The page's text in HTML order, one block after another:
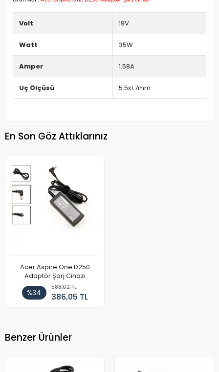
Volt 19V
Watt 35W
Amper 1.58A
Uç Ölçüsü 5.5x1.7mm
En Son Göz Attıklarınız
Acer Aspire One D250
Adaptör Şarj Cihazı
%34
588,02 TL
386,05 TL
Benzer Ürünler